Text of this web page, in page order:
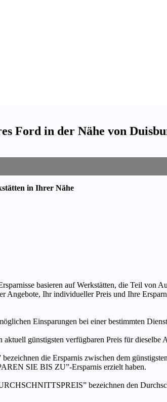
Ford in der Nähe von
in Ihrer Nähe
basieren auf Werkstätten, die Teil
Angebote, Ihr individueller Preis und Ihre
Einsparungen bei einer bestimmten
günstigsten verfügbaren Preis für
die Ersparnis zwischen dem
SIE BIS ZU”-Ersparnis erzielt haben.
bezeichnen den